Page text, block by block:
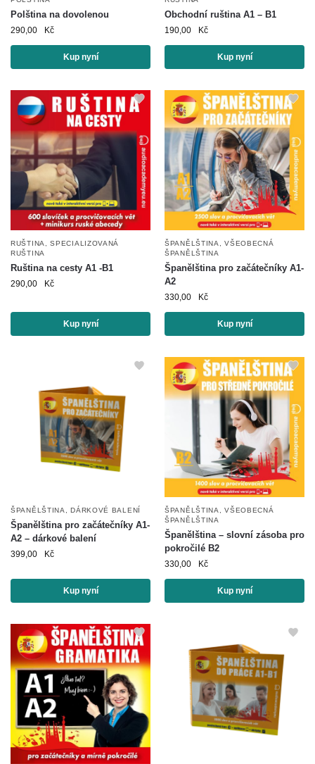
Polština na dovolenou
290,00 Kč
Kup nyní
Obchodní ruština A1 – B1
190,00 Kč
Kup nyní
RUŠTINA ,SPECIALIZOVANÁ
RUŠTINA
Ruština na cesty A1 -B1
290,00 Kč
Kup nyní
ŠPANĚLŠTINA ,VŠEOBECNÁ
ŠPANĚLŠTINA
Španělština pro začátečníky A1-
A2
330,00 Kč
Kup nyní
ŠPANĚLŠTINA ,DÁRKOVÉ BALENÍ
Španělština pro začátečníky A1-
A2 – dárkové balení
399,00 Kč
Kup nyní
ŠPANĚLŠTINA ,VŠEOBECNÁ
ŠPANĚLŠTINA
Španělština – slovní zásoba pro
pokročilé B2
330,00 Kč
Kup nyní